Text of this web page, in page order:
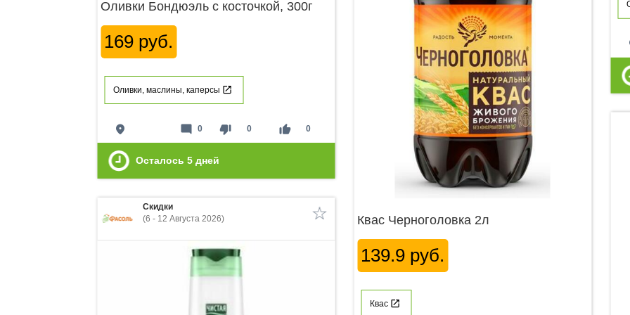
Оливки Бондюэль с косточкой, 300г
169 руб.
Оливки, маслины, каперсы
place thumb_down 0 thumb_up 0
mode_comment 0
Осталось 5 дней
Квас Черноголовка 2л
139.9 руб.
Квас
Скидки
(6 - 12 Августа 2026)